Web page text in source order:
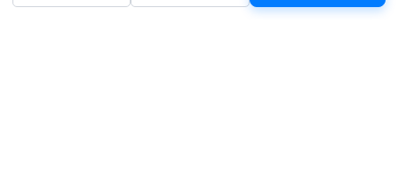
Om KCR/Garantier
Sök KCR-box